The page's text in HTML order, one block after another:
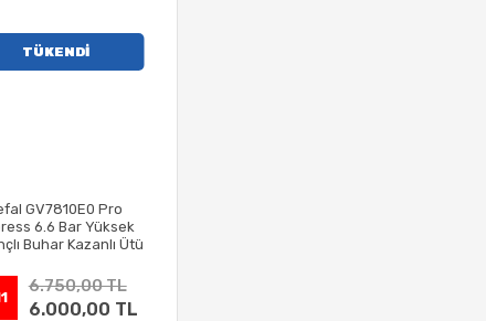
TÜKENDİ
GV7810E0 Pro
6.6 Bar Yüksek
Buhar Kazanlı Ütü
6.750,00 TL
6.000,00 TL